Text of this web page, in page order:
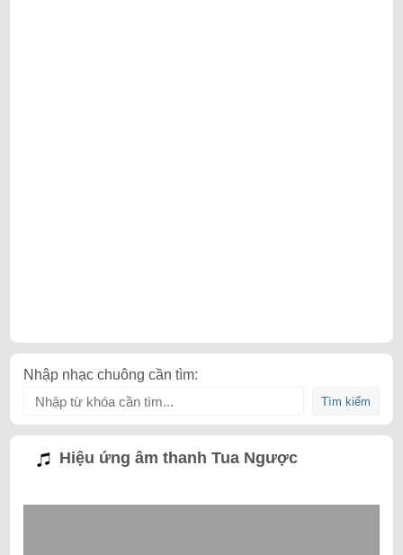
Nhập nhạc chuông cần tìm:
Hiệu ứng âm thanh Tua Ngược